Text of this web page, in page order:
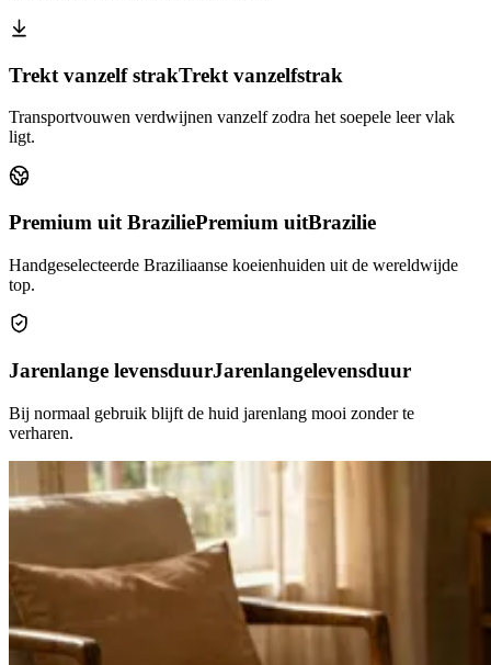
Trekt vanzelf strakTrekt vanzelfstrak
Transportvouwen verdwijnen vanzelf zodra het soepele leer vlak
ligt.
Premium uit BraziliePremium uitBrazilie
Handgeselecteerde Braziliaanse koeienhuiden uit de wereldwijde
top.
Jarenlange levensduurJarenlangelevensduur
Bij normaal gebruik blijft de huid jarenlang mooi zonder te
verharen.